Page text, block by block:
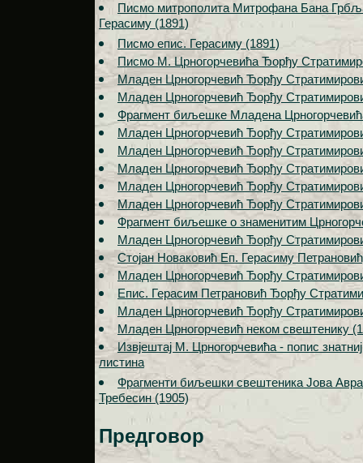
Писмо митрополита Митрофана Бана
Герасиму (1891)
Писмо епис. Герасиму (1891)
Писмо М. Црногорчевића Ђорђу
Младен Црногорчевић Ђорђу
Младен Црногорчевић Ђорђу
Фрагмент биљешке Младена
Младен Црногорчевић Ђорђу
Младен Црногорчевић Ђорђу
Младен Црногорчевић Ђорђу
Младен Црногорчевић Ђорђу
Младен Црногорчевић Ђорђу
Фрагмент биљешке о знаменитим
Младен Црногорчевић Ђорђу
Стојан Новаковић Еп. Герасиму
Младен Црногорчевић Ђорђу
Епис. Герасим Петрановић Ђорђу
Младен Црногорчевић Ђорђу
Младен Црногорчевић неком свештенику
Извјештај М. Црногорчевића - попис
листина
Фрагменти биљешки свештеника Јова
Требесин (1905)
Предговор